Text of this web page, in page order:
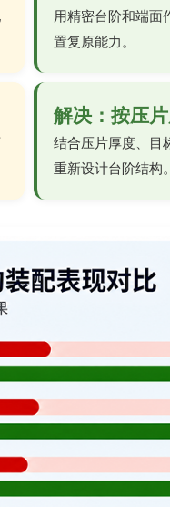
用精密台阶和端面
置复原能力。
解决：按压
结合压片厚度、目
重新设计台阶结构。